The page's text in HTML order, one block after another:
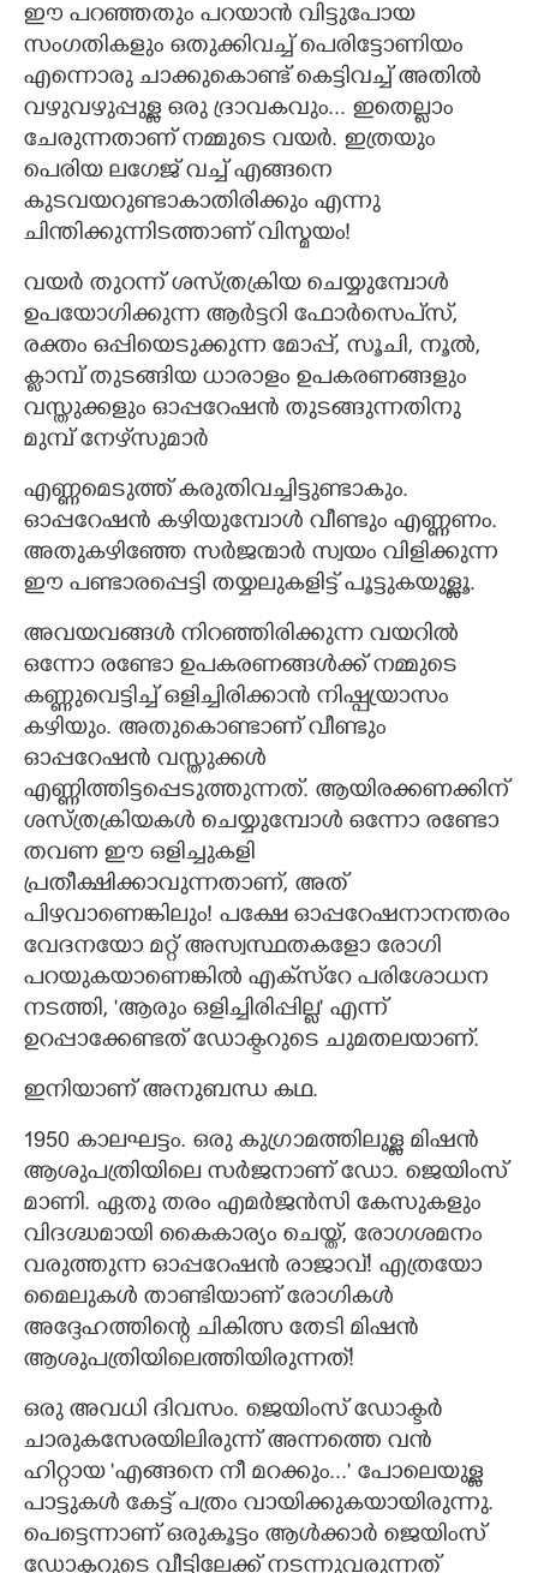
ഈ പറഞ്ഞതും പറയാൻ വിട്ടുപോയ
സംഗതികളും ഒതുക്കിവച്ച് പെരിട്ടോണിയം
എന്നൊരു ചാക്കുകൊണ്ട് കെട്ടിവച്ച് അതിൽ
വഴുവഴുപ്പുള്ള ഒരു ദ്രാവകവും... ഇതെല്ലാം
ചേരുന്നതാണ് നമ്മുടെ വയർ. ഇത്രയും
പെരിയ ലഗേജ് വച്ച് എങ്ങനെ
കുടവയറുണ്ടാകാതിരിക്കും എന്നു
ചിന്തിക്കുന്നിടത്താണ് വിസ്മയം!
വയർ തുറന്ന് ശസ്ത്രക്രിയ ചെയ്യുമ്പോൾ
ഉപയോഗിക്കുന്ന ആർട്ടറി ഫോർസെപ്‌സ്,​
രക്തം ഒപ്പിയെടുക്കുന്ന മോപ്പ്, സൂചി, നൂൽ,
ക്ലാമ്പ് തുടങ്ങിയ ധാരാളം ഉപകരണങ്ങളും
വസ്തുക്കളും ഓപ്പറേഷൻ തുടങ്ങുന്നതിനു
മുമ്പ് നേഴ്‌സുമാർ
എണ്ണമെടുത്ത് കരുതിവച്ചിട്ടുണ്ടാകും.
ഓപ്പറേഷൻ കഴിയുമ്പോൾ വീണ്ടും എണ്ണണം.
അതുകഴിഞ്ഞേ സർജന്മാർ സ്വയം വിളിക്കുന്ന
ഈ പണ്ടാരപ്പെട്ടി തയ്യലുകളിട്ട് പൂട്ടുകയുള്ളൂ.
അവയവങ്ങൾ നിറഞ്ഞിരിക്കുന്ന വയറിൽ
ഒന്നോ രണ്ടോ ഉപകരണങ്ങൾക്ക് നമ്മുടെ
കണ്ണുവെട്ടിച്ച് ഒളിച്ചിരിക്കാൻ നിഷ്പ്രയാസം
കഴിയും. അതുകൊണ്ടാണ് വീണ്ടും
ഓപ്പറേഷൻ വസ്തുക്കൾ
എണ്ണിത്തിട്ടപ്പെടുത്തുന്നത്. ആയിരക്കണക്കിന്
ശസ്ത്രക്രിയകൾ ചെയ്യുമ്പോൾ ഒന്നോ രണ്ടോ
തവണ ഈ ഒളിച്ചുകളി
പ്രതീക്ഷിക്കാവുന്നതാണ്, അത്
പിഴവാണെങ്കിലും! പക്ഷേ ഓപ്പറേഷനാനന്തരം
വേദനയോ മറ്റ് അസ്വസ്ഥതകളോ രോഗി
പറയുകയാണെങ്കിൽ എക്‌സ്‌റേ പരിശോധന
നടത്തി,​ 'ആരും ഒളിച്ചിരിപ്പില്ല" എന്ന്
ഉറപ്പാക്കേണ്ടത് ഡോക്ടറുടെ ചുമതലയാണ്.
ഇനിയാണ് അനുബന്ധ കഥ.
1950 കാലഘട്ടം. ഒരു കുഗ്രാമത്തിലുള്ള മിഷൻ
ആശുപത്രിയിലെ സർജനാണ് ഡോ. ജെയിംസ്
മാണി. ഏതു തരം എമർജൻസി കേസുകളും
വിദഗ്ദ്ധമായി കൈകാര്യം ചെയ്ത്, രോഗശമനം
വരുത്തുന്ന ഓപ്പറേഷൻ രാജാവ്! എത്രയോ
മൈലുകൾ താണ്ടിയാണ് രോഗികൾ
അദ്ദേഹത്തിന്റെ ചികിത്സ തേടി മിഷൻ
ആശുപത്രിയിലെത്തിയിരുന്നത്!
ഒരു അവധി ദിവസം. ജെയിംസ് ഡോക്ടർ
ചാരുകസേരയിലിരുന്ന് അന്നത്തെ വൻ
ഹിറ്റായ 'എങ്ങനെ നീ മറക്കും..." പോലെയുള്ള
പാട്ടുകൾ കേട്ട് പത്രം വായിക്കുകയായിരുന്നു.
പെട്ടെന്നാണ് ഒരുകൂട്ടം ആൾക്കാർ ജെയിംസ്